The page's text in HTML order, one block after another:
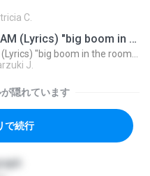
C.
Big Boom - DJ.ILHAM (Lyrics) "big boom in the room i go kaboom"
J.
隠れています
で続行